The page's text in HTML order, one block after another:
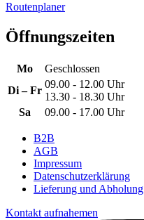
Routenplaner
Öffnungszeiten
Mo
Geschlossen
Di – Fr
09.00 - 12.00 Uhr
13.30 - 18.30 Uhr
Sa
09.00 - 17.00 Uhr
B2B
AGB
Impressum
Datenschutzerklärung
Lieferung und Abholung
Kontakt aufnahemen